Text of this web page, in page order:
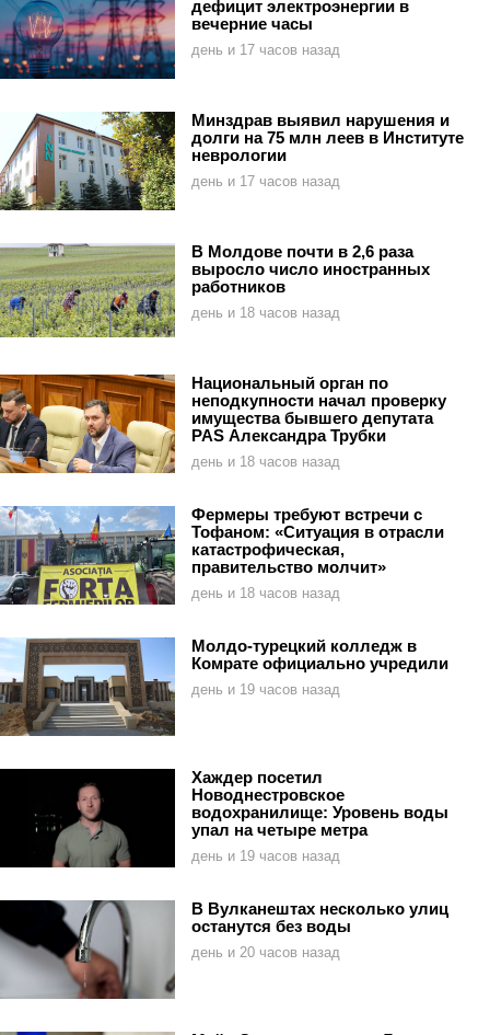
дефицит электроэнергии в
вечерние часы
день и 17 часов назад
Минздрав выявил нарушения и
долги на 75 млн леев в Институте
неврологии
день и 17 часов назад
В Молдове почти в 2,6 раза
выросло число иностранных
работников
день и 18 часов назад
Национальный орган по
неподкупности начал проверку
имущества бывшего депутата
PAS Александра Трубки
день и 18 часов назад
Фермеры требуют встречи с
Тофаном: «Ситуация в отрасли
катастрофическая,
правительство молчит»
день и 18 часов назад
Молдо-турецкий колледж в
Комрате официально учредили
день и 19 часов назад
Хаждер посетил
Новоднестровское
водохранилище: Уровень воды
упал на четыре метра
день и 19 часов назад
В Вулканештах несколько улиц
останутся без воды
день и 20 часов назад